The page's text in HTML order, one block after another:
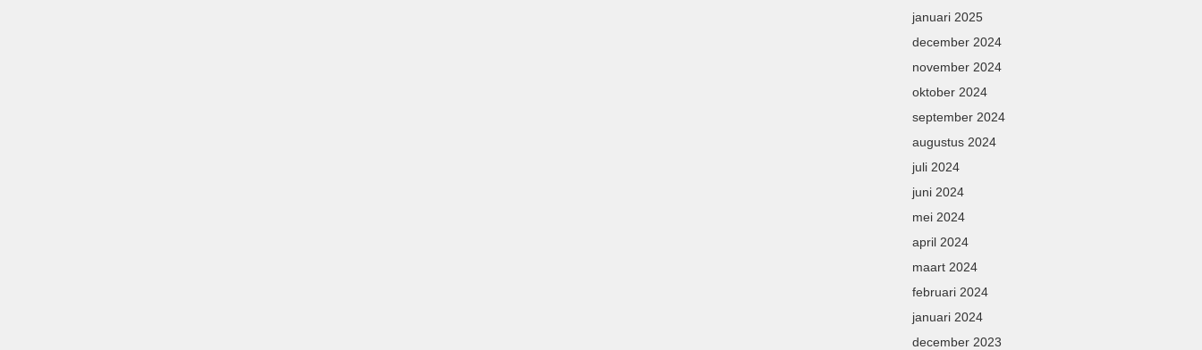
januari 2025
december 2024
november 2024
oktober 2024
september 2024
augustus 2024
juli 2024
juni 2024
mei 2024
april 2024
maart 2024
februari 2024
januari 2024
december 2023